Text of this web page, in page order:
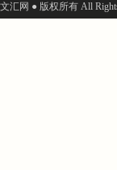
文汇网 ● 版权所有 All